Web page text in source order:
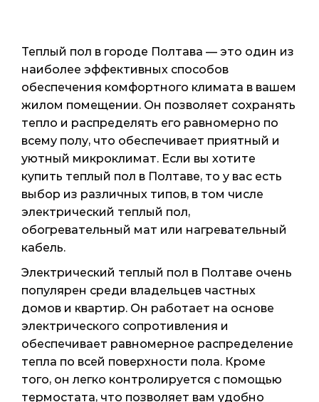
Теплый пол в городе Полтава — это один из
наиболее эффективных способов
обеспечения комфортного климата в вашем
жилом помещении. Он позволяет сохранять
тепло и распределять его равномерно по
всему полу, что обеспечивает приятный и
уютный микроклимат. Если вы хотите
купить теплый пол в Полтаве, то у вас есть
выбор из различных типов, в том числе
электрический теплый пол,
обогревательный мат или нагревательный
кабель.
Электрический теплый пол в Полтаве очень
популярен среди владельцев частных
домов и квартир. Он работает на основе
электрического сопротивления и
обеспечивает равномерное распределение
тепла по всей поверхности пола. Кроме
того, он легко контролируется с помощью
термостата, что позволяет вам удобно